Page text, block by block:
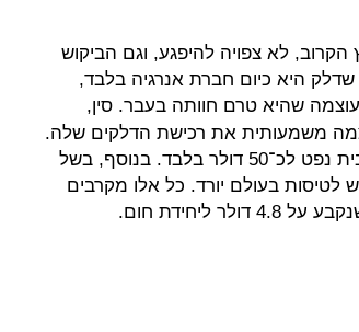
לא צפויה להיפגע, וגם הביקוש
שדלק היא כיום חברת אנרגיה בלבד,
שהיא טרם חוותה בעבר. סין,
משמעותית את רכישת הדלקים שלה.
הדבר הוביל לצניחה של 37% במחיר של חבית נפט לכ־50 דולר בלבד. בנוסף, בשל
לטיסות בעולם יורד. כל אלו מקרבים
חום.